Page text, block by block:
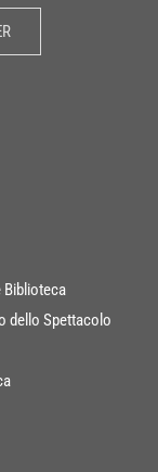
Biblioteca
dello Spettacolo